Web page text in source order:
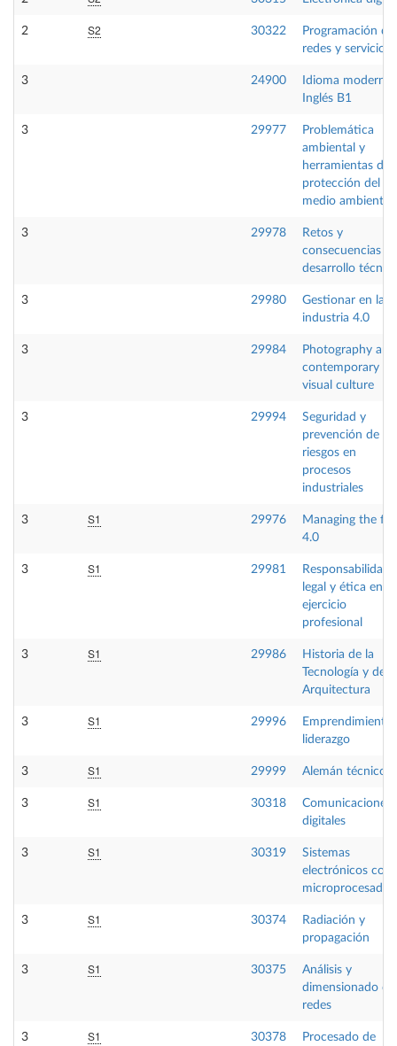
2 S2 30322
Programación de
redes y servicios
3 24900
Idioma moderno
Inglés B1
3 29977
Problemática
ambiental y
herramientas de
protección del
medio ambiente
3 29978
Retos y
consecuencias
desarrollo
3 29980
Gestionar en la
industria 4.0
3 29984
Photography and
contemporary
visual culture
3 29994
Seguridad y
prevención de
riesgos en
procesos
industriales
3 S1 29976
Managing the
4.0
3 S1 29981
Responsabilidad
legal y ética en el
ejercicio
profesional
3 S1 29986
Historia de la
Tecnología y de la
Arquitectura
3 S1 29996
Emprendimiento
liderazgo
3 S1 29999 Alemán técnico
3 S1 30318
Comunicaciones
digitales
3 S1 30319
Sistemas
electrónicos con
3 S1 30374
Radiación y
propagación
3 S1 30375
Análisis y
dimensionado de
redes
3 S1 30378
Procesado de